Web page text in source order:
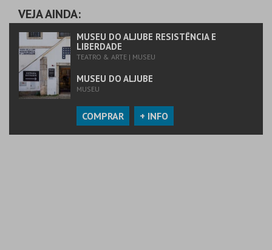
MAIS INFO
COMPRAR
VEJA AINDA:
MUSEU DO ALJUBE RESISTÊNCIA E
LIBERDADE
TEATRO & ARTE | MUSEU
MUSEU DO ALJUBE
MUSEU
COMPRAR + INFO